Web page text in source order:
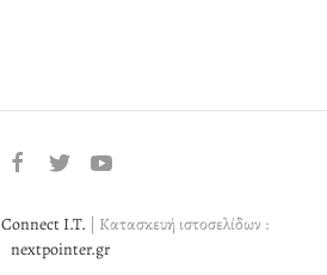
Connect I.T. | Κατασκευή ιστοσελίδων :
nextpointer.gr